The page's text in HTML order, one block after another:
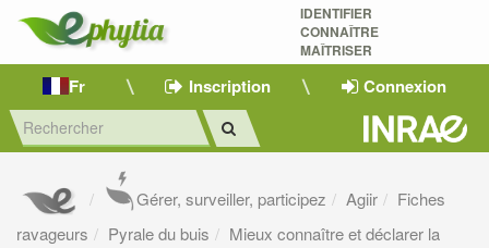
IDENTIFIER
CONNAÎTRE
MAÎTRISER
Fr Inscription Connexion
Gérer, surveiller, participez Agiir
Fiches
ravageurs
Pyrale du buis
Mieux connaître et déclarer la